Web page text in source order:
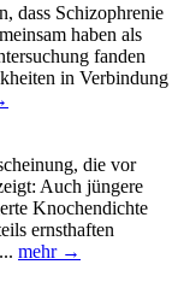
dass Schizophrenie
haben als
fanden
in Verbindung
die vor
Auch jüngere
Knochendichte
ernsthaften
mehr →